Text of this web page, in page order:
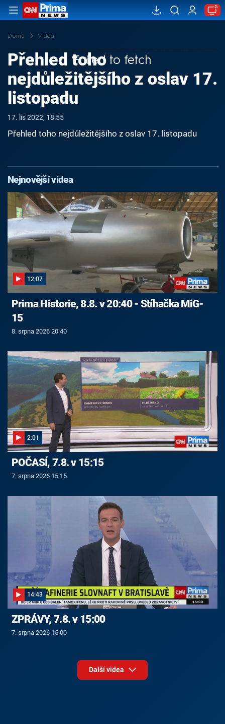
Domů Videa
Failed to fetch
Přehled toho
nejdůležitějšího z oslav 17.
listopadu
17. lis 2022, 18:55
Přehled toho nejdůležitějšího z oslav 17. listopadu
Nejnovější videa
12:07
Prima Historie, 8.8. v 20:40 - Stíhačka MiG-
15
8. srpna 2026 20:40
2:01
POČASÍ, 7.8. v 15:15
7. srpna 2026 15:15
14:43
ZPRÁVY, 7.8. v 15:00
7. srpna 2026 15:00
Další videa